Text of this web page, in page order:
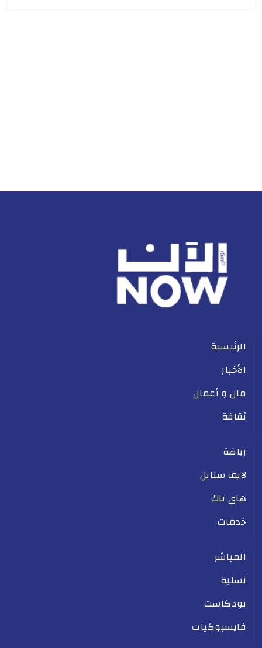
الرئيسية
الأخبار
مال و أعمال
ثقافة
رياضة
لايف ستايل
هاي تاك
خدمات
المباشر
تسلية
بودكاست
فايسبوكيات